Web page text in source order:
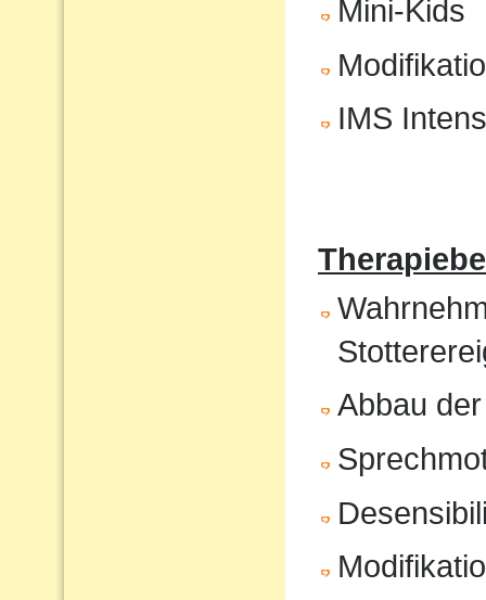
Mini-Kids
IMS
Abbau